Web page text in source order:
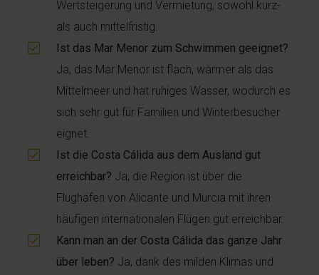
Wertsteigerung und Vermietung, sowohl kurz-
als auch mittelfristig.
Ist das Mar Menor zum Schwimmen geeignet?
Ja, das Mar Menor ist flach, wärmer als das
Mittelmeer und hat ruhiges Wasser, wodurch es
sich sehr gut für Familien und Winterbesucher
eignet.
Ist die Costa Cálida aus dem Ausland gut
erreichbar? Ja, die Region ist über die
Flughäfen von Alicante und Murcia mit ihren
häufigen internationalen Flügen gut erreichbar.
Kann man an der Costa Cálida das ganze Jahr
über leben? Ja, dank des milden Klimas und